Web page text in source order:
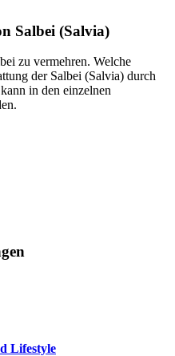
Salbei (Salvia)
zu vermehren. Welche
der Salbei (Salvia) durch
in den einzelnen
Lifestyle